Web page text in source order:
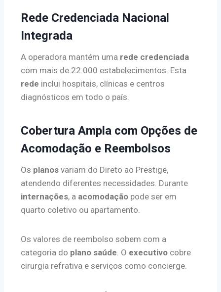
Rede Credenciada Nacional
Integrada
A operadora mantém uma rede credenciada
com mais de 22.000 estabelecimentos. Esta
rede inclui hospitais, clínicas e centros
diagnósticos em todo o país.
Cobertura Ampla com Opções de
Acomodação e Reembolsos
Os planos variam do Direto ao Prestige,
atendendo diferentes necessidades. Durante
internações, a acomodação pode ser em
quarto coletivo ou apartamento.
Os valores de reembolso sobem com a
categoria do plano saúde. O executivo cobre
cirurgia refrativa e serviços como concierge.